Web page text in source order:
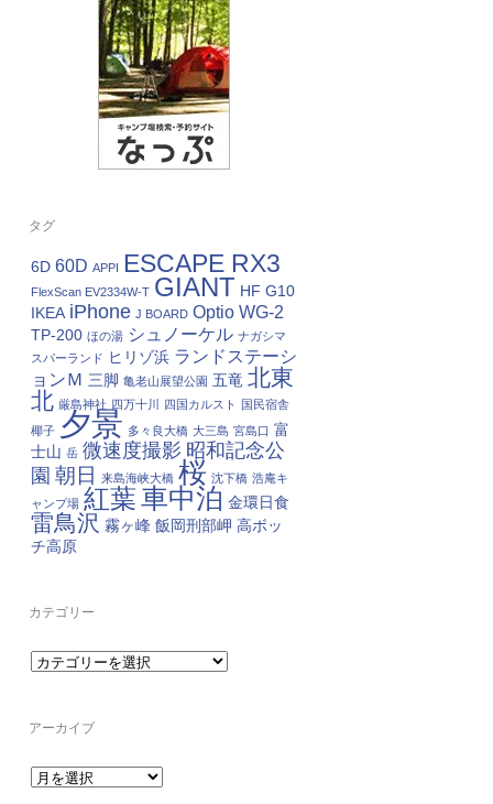
タグ
6D 60D APPI ESCAPE RX3
FlexScan EV2334W-T GIANT HF G10
IKEA iPhone J BOARD Optio WG-2
TP-200 ほの湯 シュノーケル ナガシマ
スパーランド ヒリゾ浜 ランドステーシ
ョンＭ 三脚 亀老山展望公園 五竜 北東
北 厳島神社 四万十川 四国カルスト
国民宿舎
椰子 夕景 多々良大橋 大三島 宮島口 富
士山 岳 微速度撮影 昭和記念公
園 朝日 来島海峡大橋 桜 沈下橋 浩庵キ
ャンプ場 紅葉車中泊 金環日食
雷鳥沢 霧ヶ峰 飯岡刑部岬 高ボッ
チ高原
カテゴリー
カ
テ
ーアーカイブ
ア
ー